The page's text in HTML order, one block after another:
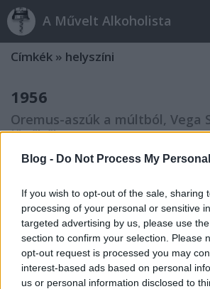
Blog - Do Not Process My
If you wish to opt-out of the sale, sharing
processing of your personal or sensitive
targeted advertising by us, please use
section to confirm your selection. Please
opt-out request is processed you may
interest-based ads based on personal
us or personal information disclosed to
A Művelt Alkoholista
Címkék » helyszíni
1956
Oremus-aszúk a múltból, Vega
jövőből
Albert gazda•2008. október 02.
Néhány hete tartozom magamnak
egy beszámolóval az Oremusnál
látogatásomról. Amelyről már csak
írnom, mert életemben először
nálamnál, és nem bántam meg.
olyan kóstolón, ahol kedvenc